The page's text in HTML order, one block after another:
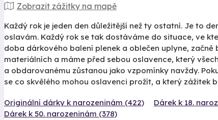
Zobrazit zážitky na mapě
Každý rok je jeden den důležitější než ty ostatní. Je to
oslavám. Každý rok se tak dostáváme do situace, ve
doba dárkového balení plenek a oblečen uplyne,
materiálních a máme před sebou oslavence, který
a obdarovanému zůstanou jako vzpomínky navždy.
se co skvělého mohou oslavenci prožít, a který zážitek
Originální dárky k narozeninám (422) Dárek k 18.
Dárek k 50. narozeninám (378)